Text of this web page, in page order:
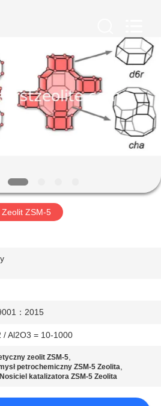
Zeolit ​​ZSM-5
：2015
/ Al2O3 = 10-1000
zeolit ZSM-5,
petrochemiczny ZSM-5 Zeolita,
Nosiciel katalizatora ZSM-5 Zeolita